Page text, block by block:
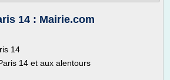
14 : Mairie.com
14
14 et aux alentours